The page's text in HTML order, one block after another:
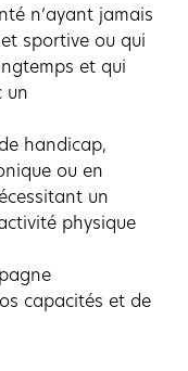
n’ayant jamais
sportive ou qui
et qui
un
handicap,
ou en
un
physique
capacités et de